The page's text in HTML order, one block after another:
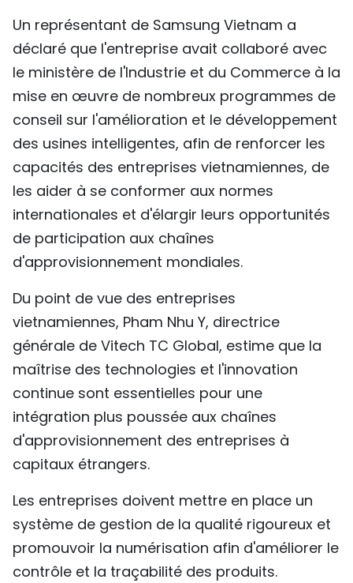
Un représentant de Samsung Vietnam a
déclaré que l'entreprise avait collaboré avec
le ministère de l'Industrie et du Commerce à la
mise en œuvre de nombreux programmes de
conseil sur l'amélioration et le développement
des usines intelligentes, afin de renforcer les
capacités des entreprises vietnamiennes, de
les aider à se conformer aux normes
internationales et d'élargir leurs opportunités
de participation aux chaînes
d'approvisionnement mondiales.
Du point de vue des entreprises
vietnamiennes, Pham Nhu Y, directrice
générale de Vitech TC Global, estime que la
maîtrise des technologies et l'innovation
continue sont essentielles pour une
intégration plus poussée aux chaînes
d'approvisionnement des entreprises à
capitaux étrangers.
Les entreprises doivent mettre en place un
système de gestion de la qualité rigoureux et
promouvoir la numérisation afin d'améliorer le
contrôle et la traçabilité des produits.